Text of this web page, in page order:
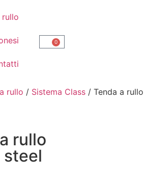
rullo
0
rullo / Sistema Class / Tenda a
rullo